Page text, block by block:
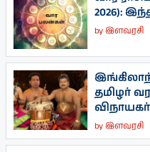
2026):
byஇளவரசி
தமிழர்
byஇளவரசி